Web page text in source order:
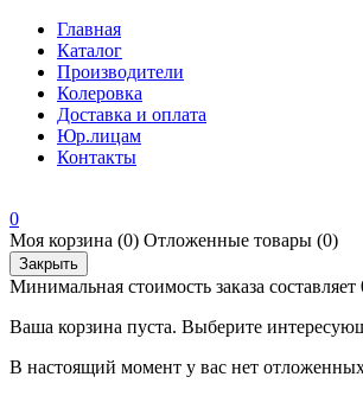
Главная
Каталог
Производители
Колеровка
Доставка и оплата
Юр.лицам
Контакты
0
Моя корзина (0) Отложенные товары (0)
Закрыть
Минимальная стоимость заказа
Ваша корзина пуста. Выберите
В настоящий момент у вас нет